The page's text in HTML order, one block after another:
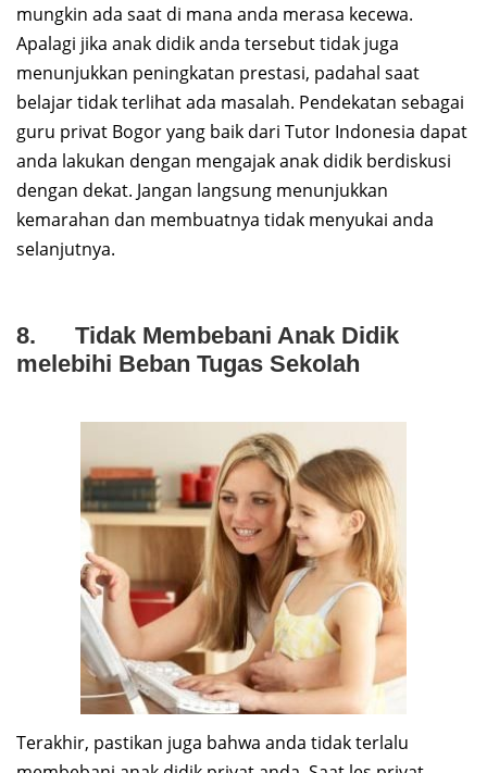
mungkin ada saat di mana anda merasa kecewa.
Apalagi jika anak didik anda tersebut tidak juga
menunjukkan peningkatan prestasi, padahal saat
belajar tidak terlihat ada masalah. Pendekatan sebagai
guru privat Bogor yang baik dari Tutor Indonesia dapat
anda lakukan dengan mengajak anak didik berdiskusi
dengan dekat. Jangan langsung menunjukkan
kemarahan dan membuatnya tidak menyukai anda
selanjutnya.
8. Tidak Membebani Anak Didik
melebihi Beban Tugas Sekolah
Terakhir, pastikan juga bahwa anda tidak terlalu